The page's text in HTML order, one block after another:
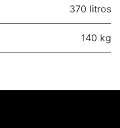
370 litros
140 kg